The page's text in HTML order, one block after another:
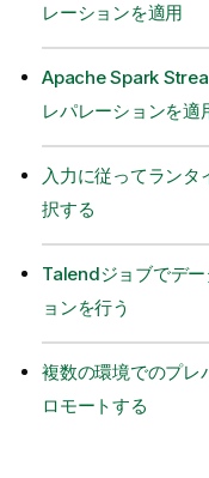
レーションを適用
Apache Spark
レパレーションを適
入力に従ってランタ
択する
Talendジョブでデ
ョンを行う
複数の環境でのプレ
ロモートする